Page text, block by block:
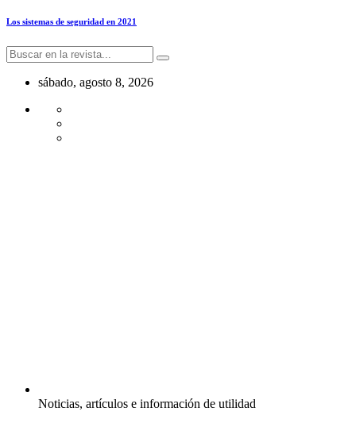
Los sistemas de seguridad en 2021
sábado, agosto 8, 2026
Noticias, artículos e información de utilidad